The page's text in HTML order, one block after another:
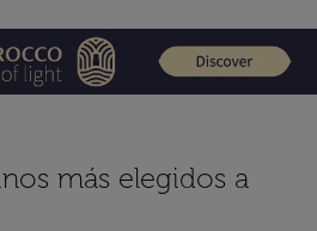
más elegidos a